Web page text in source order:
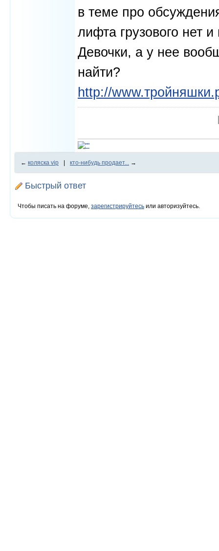
в теме про
лифта грузового нет
Девочки, а у нее
найти?
http://
← коляска vip кто-нибудь продает... →
Быстрый ответ
Чтобы писать на форуме, зарегистрируйтесь или авторизуйтесь.